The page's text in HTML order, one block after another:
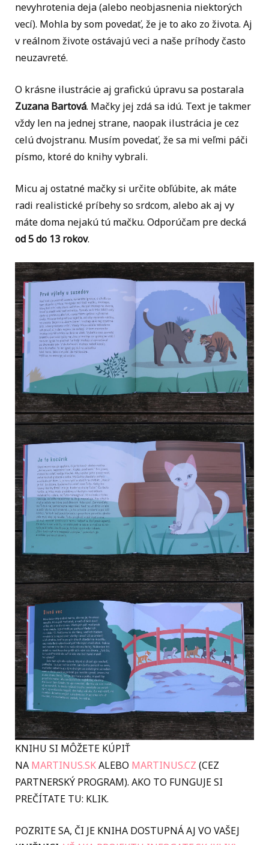
nevyhrotenia deja (alebo neobjasnenia niektorých
vecí). Mohla by som povedať, že je to ako zo života. Aj
v reálnom živote ostávajú veci a naše príhody často
neuzavreté.
O krásne ilustrácie aj grafickú úpravu sa postarala
Zuzana Bartová. Mačky jej zdá sa idú. Text je takmer
vždy len na jednej strane, naopak ilustrácia je cez
celú dvojstranu. Musím povedať, že sa mi veľmi páči
písmo, ktoré do knihy vybrali.
Micu aj ostatné mačky si určite obľúbite, ak máte
radi realistické príbehy so srdcom, alebo ak aj vy
máte doma nejakú tú mačku. Odporúčam pre decká
od 5 do 13 rokov.
KNIHU SI MÔŽETE KÚPIŤ
NA MARTINUS.SKALEBO MARTINUS.CZ (CEZ
PARTNERSKÝ PROGRAM). AKO TO FUNGUJE SI
PREČÍTATE TU: KLIK.
POZRITE SA, ČI JE KNIHA DOSTUPNÁ AJ VO VAŠEJ